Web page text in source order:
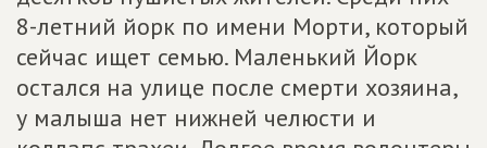
8-летний йорк по имени Морти, который
сейчас ищет семью. Маленький Йорк
остался на улице после смерти хозяина,
у малыша нет нижней челюсти и